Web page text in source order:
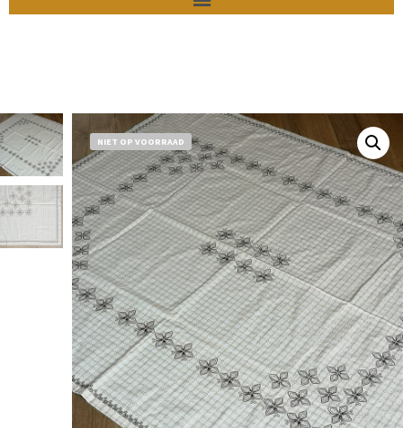
NIET OP VOORRAAD